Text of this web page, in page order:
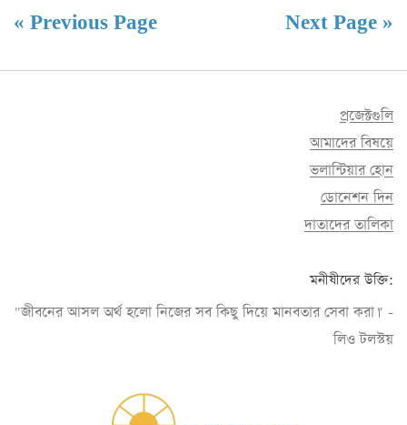
« Previous Page Next Page »
প্রজেক্টগুলি
আমাদের বিষয়ে
ভলান্টিয়ার হোন
ডোনেশন দিন
দাতাদের তালিকা
মনীষীদের উক্তি:
"জীবনের আসল অর্থ হলো নিজের সব কিছু দিয়ে মানবতার সেবা করা।" -
লিও টলস্টয়